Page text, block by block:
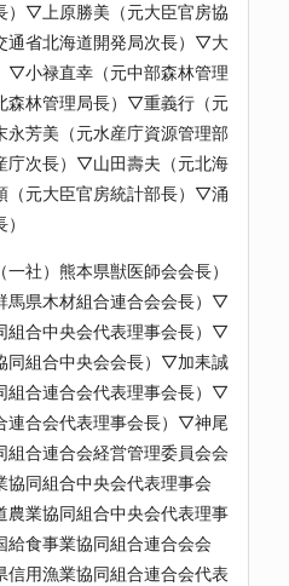
）▽上原勝美（元大臣官房協
通省北海道開発局次長）▽大
▽小禄直幸（元中部森林管理
森林管理局長）▽重義行（元
芳美（元水産庁資源管理部
庁次長）▽山田壽夫（元北海
元大臣官房統計部長）▽涌
社）熊本県獣医師会会長）
馬県木材組合連合会会長）▽
組合中央会代表理事会長）▽
同組合中央会会長）▽加耒誠
組合連合会代表理事会長）▽
連合会代表理事会長）▽神尾
組合連合会経営管理委員会会
同組合中央会代表理事会
業協同組合中央会代表理事
食事業協同組合連合会会
用漁業協同組合連合会代表